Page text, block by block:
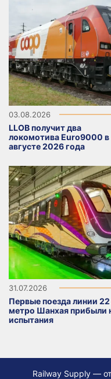
03.08.2026
LLOB получит два
локомотива Euro9000 в
августе 2026 года
31.07.2026
Первые поезда линии 22
метро Шанхая прибыли
испытания
Railway Supply —